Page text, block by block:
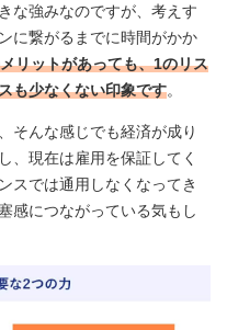
な強みなのですが、考えす
に繋がるまでに時間がかか
リットがあっても、1のリス
も少なくない印象です。
そんな感じでも経済が成り
、現在は雇用を保証してく
スでは通用しなくなってき
感につながっている気もし